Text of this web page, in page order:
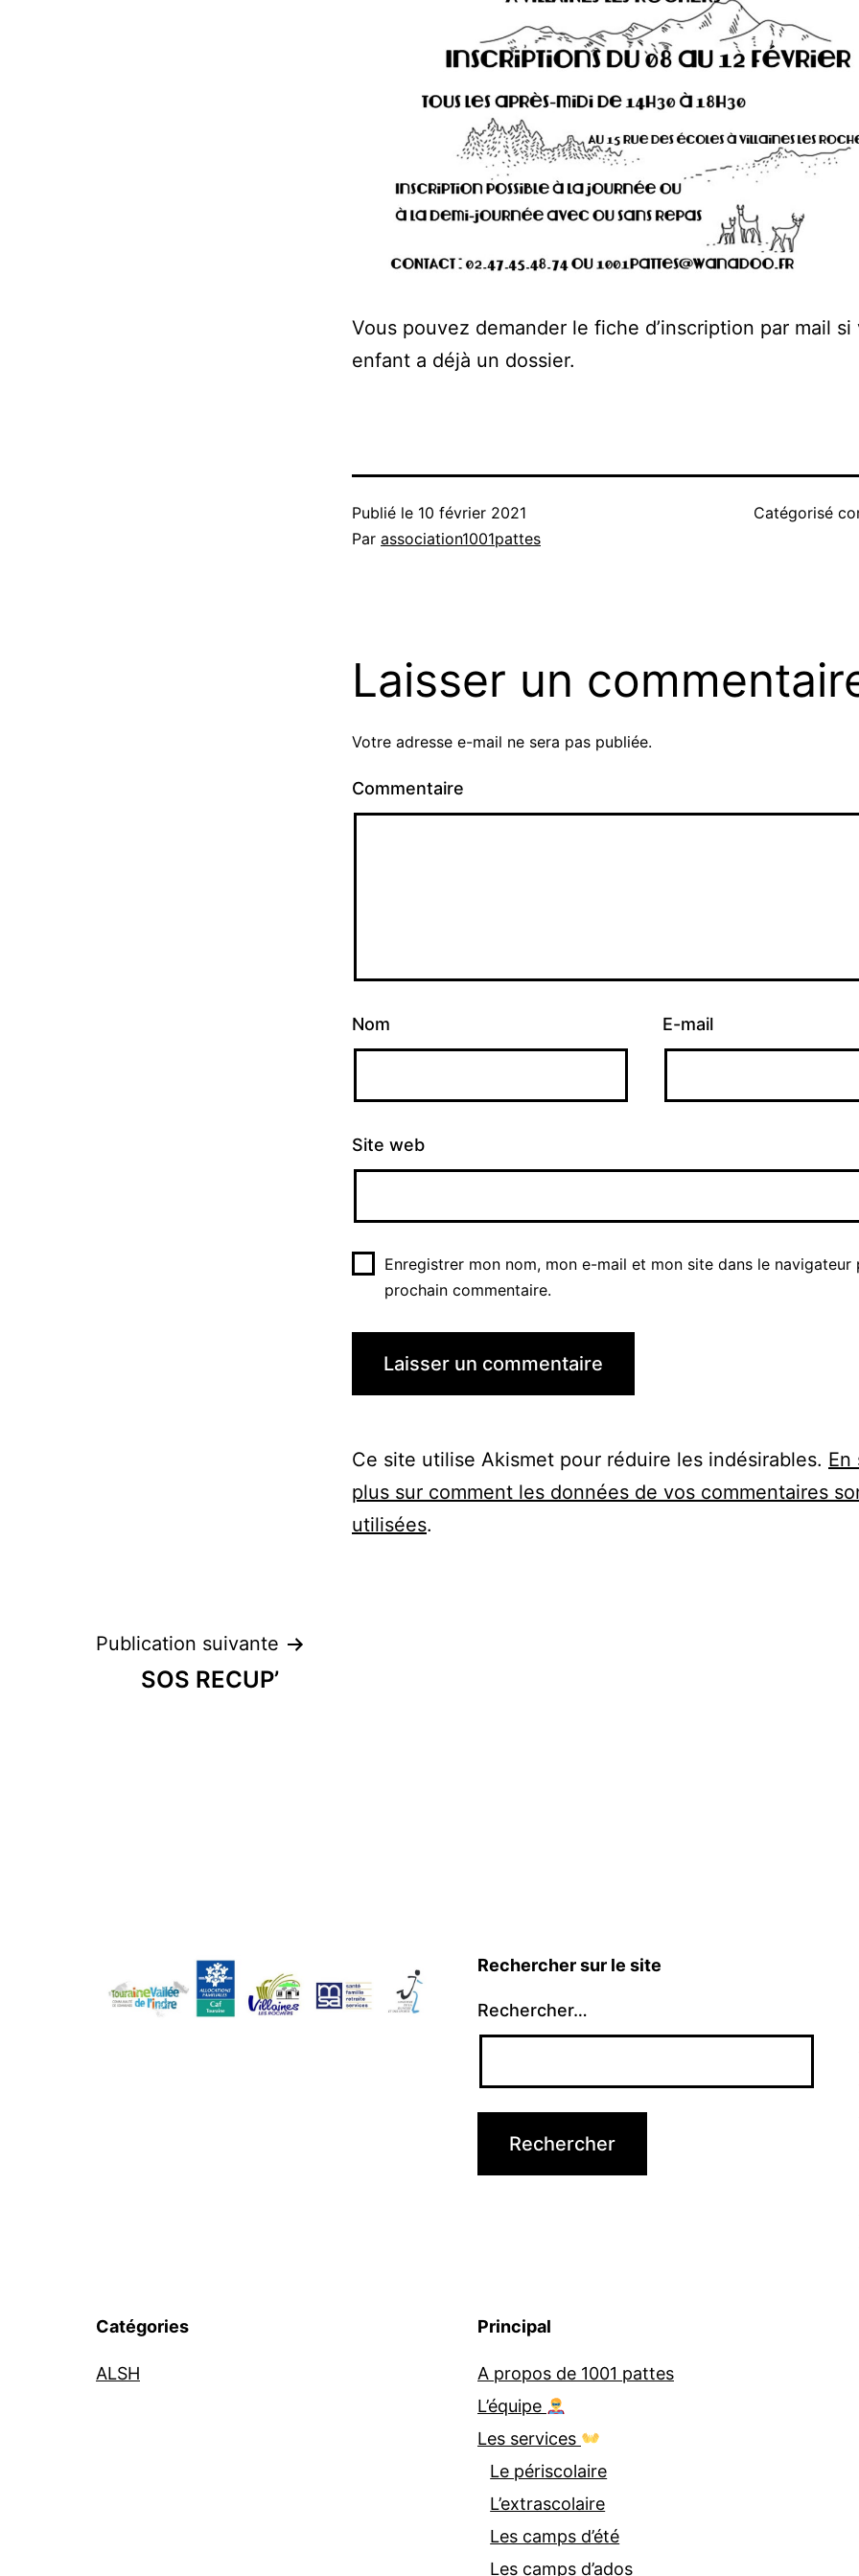
Vous pouvez demander le fiche d’inscription par mail si
enfant a déjà un dossier.
Publié le 10 février 2021
Par association1001pattes
Catégorisé
Laisser un
Votre adresse e-mail ne sera pas publiée.
Commentaire
Nom E-mail
Site web
Enregistrer mon nom, mon e-mail et mon site dans le navigateur
prochain commentaire.
Ce site utilise Akismet pour réduire les indésirables. En
plus sur comment les données de vos commentaires
utilisées.
Navigation
Publication suivante
SOS RECUP’
Rechercher sur le site
Rechercher…
Catégories
ALSH
Principal
A propos de 1001 pattes
L’équipe
Les services
Le périscolaire
L’extrascolaire
Les camps d’été
Les camps d’ados